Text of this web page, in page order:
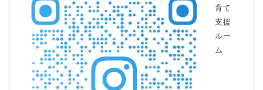
育て
支援
ルー
ム